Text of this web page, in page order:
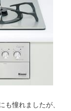
憧れましたが、